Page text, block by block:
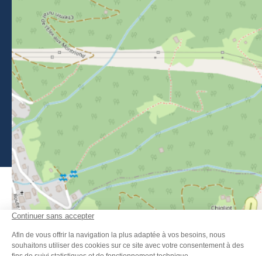
BROCHURESESPACE PRESSE
CLASSEMENT DE MEUBLÉS
ESPACE ADHÉRENTSAPPEL D'OFFRES
Mentions légales Politique de confidentialité-Plan du site-
Accessibilité : non-conforme
Éditer mes cookies
Made with
IRIS Interactive
Ce site est protégé par reCAPTCHA. Les règles de confidentialité
conditions d'utilisation de Google s'appliquent.
FANFOUÉ